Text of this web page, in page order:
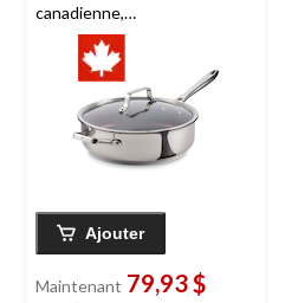
canadienne,
antiadhésive, allant au
four, 5 pintes
Ajouter
Maintenant 79,93 $